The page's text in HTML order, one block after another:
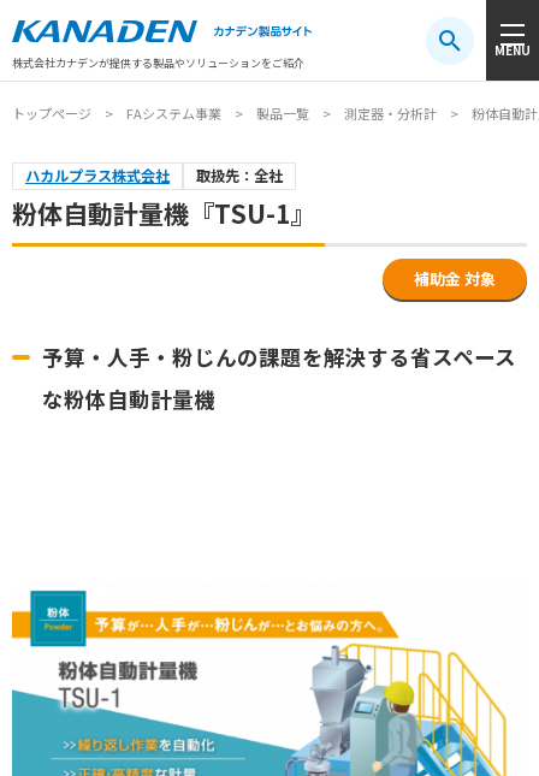
株式会社カナデンが提供する製品やソリューションをご紹介
MENU
注目キーワード#振動センサ#AGV #防爆#アシストスーツ
トップページ FAシステム事業 製品一覧 測定器・分析計 粉体自動
ハカルプラス株式会社 取扱先：全社
粉体自動計量機『TSU-1』
補助金 対象
予算・人手・粉じんの課題を解決する省スペース
な粉体自動計量機